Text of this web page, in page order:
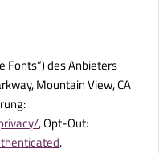
Fonts“) des Anbieters
Mountain View, CA
, Opt-Out:
.